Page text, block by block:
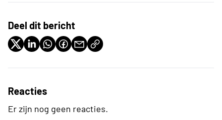
Deel dit bericht
Reacties
Er zijn nog geen reacties.